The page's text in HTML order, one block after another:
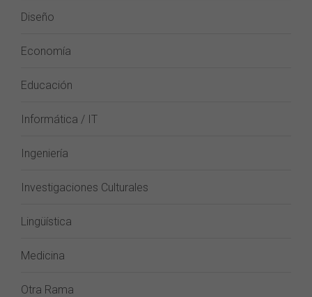
Diseño
Economía
Educación
Informática / IT
Ingeniería
Investigaciones Culturales
Lingüística
Medicina
Otra Rama